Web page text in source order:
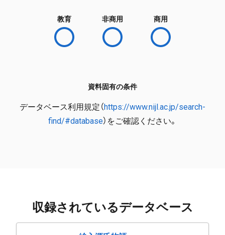
教育 非商用 商用
資料固有の条件
データベース利用規定（https://www.nijl.ac.jp/search-
find/#database）をご確認ください。
収録されているデータベース